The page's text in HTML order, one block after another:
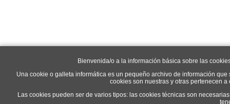
Bienvenida/o a la información básica sobre las
Una cookie o galleta informática es un pequeño archivo de información
cookies son nuestras y otras pertenecen
Las cookies pueden ser de varios tipos: las cookies técnicas son